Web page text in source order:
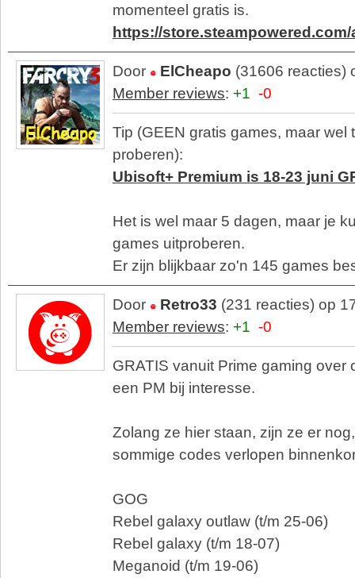
momenteel gratis is.
https://
Door ElCheapo (31606 reacties)
Member reviews: +1 -0
Tip (GEEN gratis games, maar wel
proberen):
Ubisoft+ Premium is 18-23 juni
Het is wel maar 5 dagen, maar je
games uitproberen.
Er zijn blijkbaar zo'n 145 games
Door Retro33 (231 reacties) op
Member reviews: +1 -0
GRATIS vanuit Prime gaming over
een PM bij interesse.
Zolang ze hier staan, zijn ze er
sommige codes verlopen
GOG
Rebel galaxy outlaw (t/m 25-06)
Rebel galaxy (t/m 18-07)
Meganoid (t/m 19-06)